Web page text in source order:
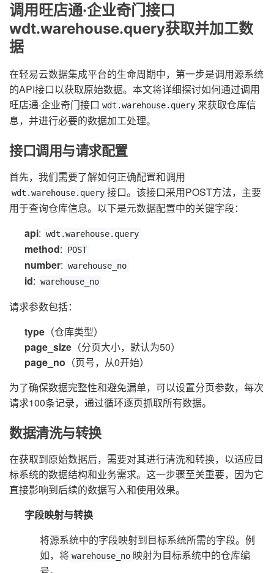
调用旺店通·企业奇门接口
wdt.warehouse.query获取并加工数
据
在轻易云数据集成平台的生命周期中，第一步是调用源系统
的API接口以获取原始数据。本文将详细探讨如何通过调用
旺店通·企业奇门接口 wdt.warehouse.query 来获取仓库信
息，并进行必要的数据加工处理。
接口调用与请求配置
首先，我们需要了解如何正确配置和调用
wdt.warehouse.query 接口。该接口采用POST方法，主要
用于查询仓库信息。以下是元数据配置中的关键字段：
api: wdt.warehouse.query
method: POST
number: warehouse_no
id: warehouse_no
请求参数包括：
type （仓库类型）
page_size （分页大小，默认为50）
page_no （页号，从0开始）
为了确保数据完整性和避免漏单，可以设置分页参数，每次
请求100条记录，通过循环逐页抓取所有数据。
数据清洗与转换
在获取到原始数据后，需要对其进行清洗和转换，以适应目
标系统的数据结构和业务需求。这一步骤至关重要，因为它
直接影响到后续的数据写入和使用效果。
字段映射与转换
将源系统中的字段映射到目标系统所需的字段。例
如，将 warehouse_no 映射为目标系统中的仓库编